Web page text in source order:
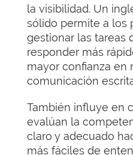
la visibilidad. Un
sólido permite a los
gestionar las tareas
responder más
mayor confianza en
comunicación
También influye en
evalúan la
claro y adecuado
más fáciles de